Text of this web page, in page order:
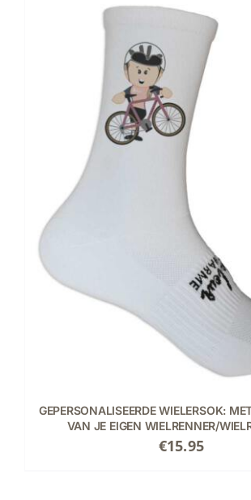
GEPERSONALISEERDE WIELERSOK:
VAN JE EIGEN WIELRENNER/
€15.95